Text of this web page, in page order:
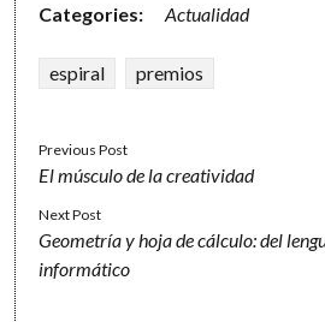
Categories: Actualidad
espiral premios
Previous Post
El músculo de la creatividad
Next Post
Geometría y hoja de cálculo: del
informático